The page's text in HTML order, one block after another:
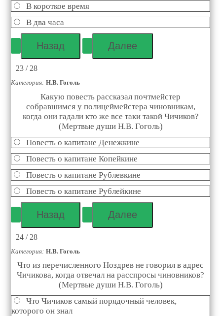
В короткое время
В два часа
23 / 28
Категория: Н.В. Гоголь
Какую повесть рассказал почтмейстер
собравшимся у полицеймейстера чиновникам,
когда они гадали кто же все таки такой Чичиков?
(Мертвые души Н.В. Гоголь)
Повесть о капитане Денежкине
Повесть о капитане Копейкине
Повесть о капитане Рублевкине
Повесть о капитане Рублейкине
24 / 28
Категория: Н.В. Гоголь
Что из перечисленного Ноздрев не говорил в адрес
Чичикова, когда отвечал на расспросы чиновников?
(Мертвые души Н.В. Гоголь)
Что Чичиков самый порядочный человек,
которого он знал